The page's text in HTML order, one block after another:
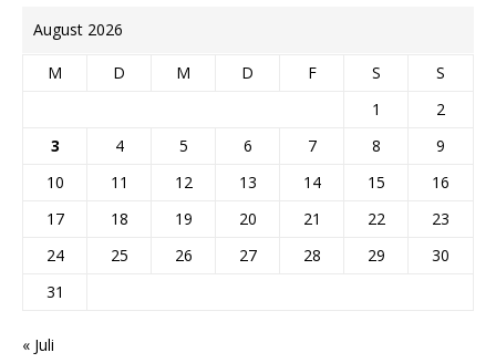
August 2026
M D M D F S
S
1
2
3
4 5 6 7 8
9
10
11 12 13 14 15
16
17
18 19 20 21 22
23
24
25 26 27 28 29
30
31
« Juli